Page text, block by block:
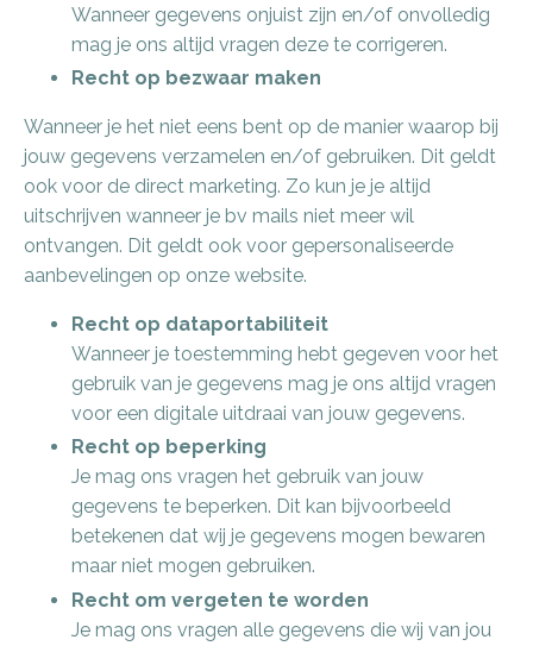
Wanneer gegevens onjuist zijn en/of onvolledig
mag je ons altijd vragen deze te corrigeren.
Recht op bezwaar maken
Wanneer je het niet eens bent op de manier waarop bij
jouw gegevens verzamelen en/of gebruiken. Dit geldt
ook voor de direct marketing. Zo kun je je altijd
uitschrijven wanneer je bv mails niet meer wil
ontvangen. Dit geldt ook voor gepersonaliseerde
aanbevelingen op onze website.
Recht op dataportabiliteit
Wanneer je toestemming hebt gegeven voor het
gebruik van je gegevens mag je ons altijd vragen
voor een digitale uitdraai van jouw gegevens.
Recht op beperking
Je mag ons vragen het gebruik van jouw
gegevens te beperken. Dit kan bijvoorbeeld
betekenen dat wij je gegevens mogen bewaren
maar niet mogen gebruiken.
Recht om vergeten te worden
Je mag ons vragen alle gegevens die wij van jou